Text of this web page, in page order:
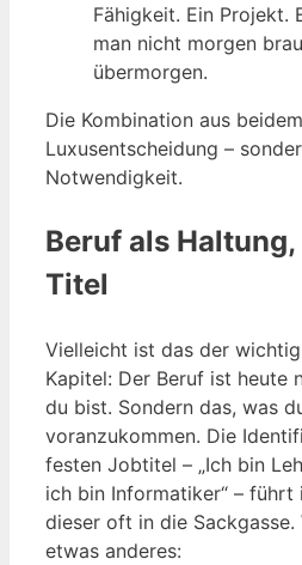
Fähigkeit. Ein Projekt.
man nicht morgen
übermorgen.
Die Kombination aus
Luxusentscheidung –
Notwendigkeit.
Beruf als
Titel
Vielleicht ist das der
Kapitel: Der Beruf ist heute
du bist. Sondern das, was
voranzukommen. Die
festen Jobtitel – „Ich bin
ich bin Informatiker“ – führt
dieser oft in die Sackgasse.
etwas anderes: